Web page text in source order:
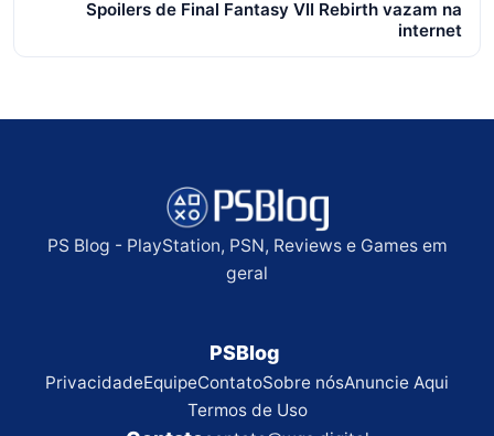
Spoilers de Final Fantasy VII Rebirth vazam na
internet
PS Blog - PlayStation, PSN, Reviews e Games em
geral
PSBlog
PrivacidadeEquipeContatoSobre nósAnuncie Aqui
Termos de Uso